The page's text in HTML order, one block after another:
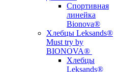
Спортивная
линейка
Bionova®
Хлебцы Leksands®
Must try by
BIONOVA®
Хлебцы
Leksands®